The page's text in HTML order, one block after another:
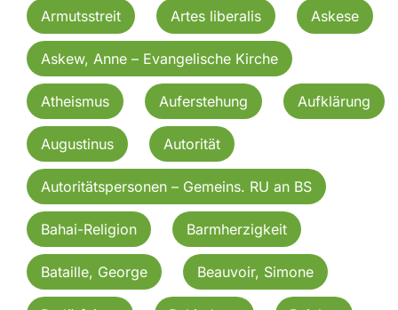
Armutsstreit Artes liberalis Askese
Askew, Anne – Evangelische Kirche
Atheismus Auferstehung Aufklärung
Augustinus Autorität
Autoritätspersonen – Gemeins. RU an BS
Bahai-Religion Barmherzigkeit
Bataille, George Beauvoir, Simone